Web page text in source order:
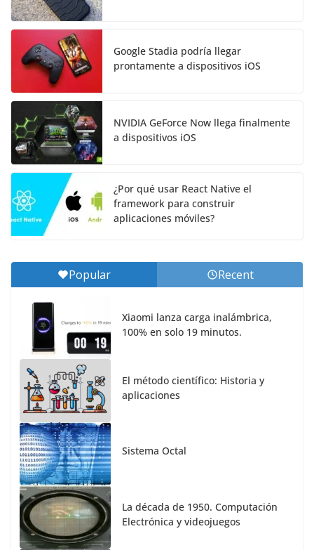
Google Stadia podría llegar
prontamente a dispositivos iOS
NVIDIA GeForce Now llega finalmente
a dispositivos iOS
¿Por qué usar React Native el
framework para construir
aplicaciones móviles?
Popular Recent
Xiaomi lanza carga inalámbrica,
100% en solo 19 minutos.
El método científico: Historia y
aplicaciones
Sistema Octal
La década de 1950. Computación
Electrónica y videojuegos